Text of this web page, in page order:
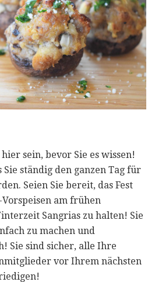
sein, bevor Sie es wissen!
Sie ständig den ganzen Tag für
Seien Sie bereit, das Fest
am frühen
Sangrias zu halten! Sie
zu machen und
Sie sind sicher, alle Ihre
vor Ihrem nächsten